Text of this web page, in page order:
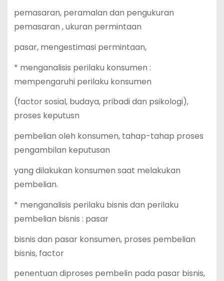
pemasaran, peramalan dan pengukuran
pemasaran , ukuran permintaan
pasar, mengestimasi permintaan,
* menganalisis perilaku konsumen :
mempengaruhi perilaku konsumen
(factor sosial, budaya, pribadi dan psikologi),
proses keputusn
pembelian oleh konsumen, tahap-tahap proses
pengambilan keputusan
yang dilakukan konsumen saat melakukan
pembelian.
* menganalisis perilaku bisnis dan perilaku
pembelian bisnis : pasar
bisnis dan pasar konsumen, proses pembelian
bisnis, factor
penentuan diproses pembelin pada pasar bisnis,